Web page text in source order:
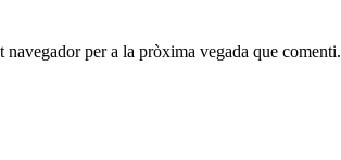
per a la pròxima vegada que comenti.